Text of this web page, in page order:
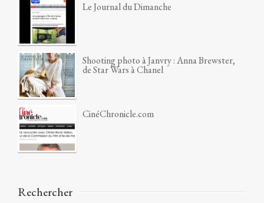
Le Journal du Dimanche
Shooting photo à Janvry : Anna Brewster,
de Star Wars à Chanel
CinéChronicle.com
Rechercher